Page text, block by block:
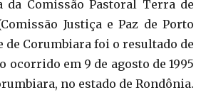
da Comissão Pastoral Terra de
Justiça e Paz de Porto
de Corumbiara foi o resultado de
em 9 de agosto de 1995
no estado de Rondônia.